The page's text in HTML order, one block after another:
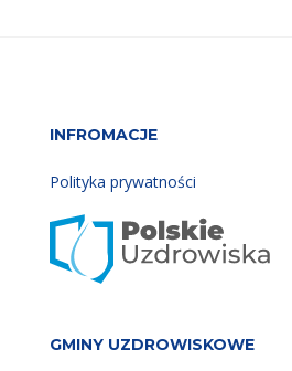
INFROMACJE
Polityka prywatności
GMINY UZDROWISKOWE